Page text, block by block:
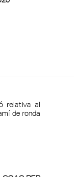
relativa al
de ronda